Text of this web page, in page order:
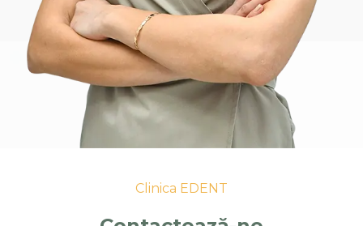
Clinica EDENT